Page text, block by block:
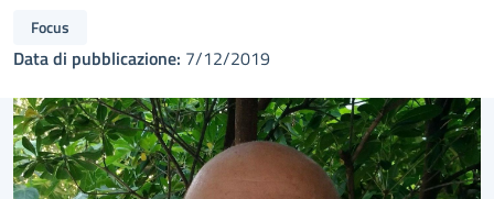
Focus
Data di pubblicazione: 7/12/2019